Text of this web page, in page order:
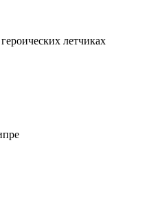
летчиках